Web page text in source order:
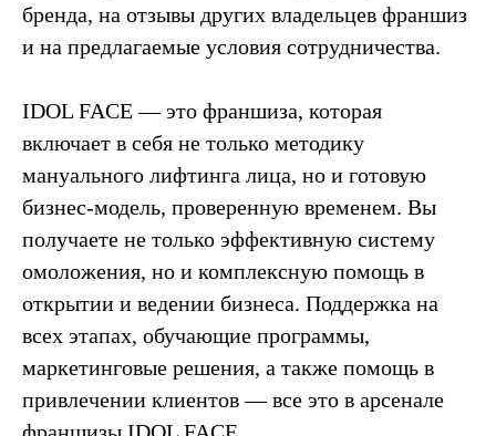
бренда, на отзывы других владельцев франшиз
и на предлагаемые условия сотрудничества.
IDOL FACE — это франшиза, которая
включает в себя не только методику
мануального лифтинга лица, но и готовую
бизнес-модель, проверенную временем. Вы
получаете не только эффективную систему
омоложения, но и комплексную помощь в
открытии и ведении бизнеса. Поддержка на
всех этапах, обучающие программы,
маркетинговые решения, а также помощь в
привлечении клиентов — все это в арсенале